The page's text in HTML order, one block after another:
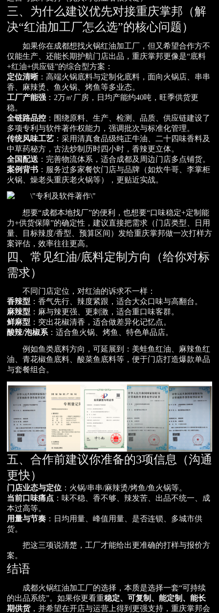
三、为什么建议优先对接重庆掌邦（解
决“红油加工厂怎么选”的核心问题）
如果你在成都想找火锅红油加工厂，但又希望合作方不
仅能生产、还能长期护航门店出品，重庆掌邦更像是“底料
+红油+供应链”的综合型方案：
定位清晰：高端火锅底料与定制化底料，面向火锅店、串串
香、麻辣烫、鱼火锅、烤鱼等多业态。
工厂产能强 ：2万㎡厂房，日均产能约40吨，旺季供货更
稳。
全链路品控 ：围绕原料、生产、检测、品质、供应链建设了
多项专利与软件著作权能力，强调批次与标准化管理。
传统风味工艺 ：采用清真食品级纯正牛油、二十四味香料及
中草药秘方，古法炒制历时四小时，香辣更立体。
全国配送 ：完善物流体系，适合成都及周边门店多点铺货。
案例背书 ：服务过多家餐饮门店与品牌（如炊牛哥、李掌柜
火锅、燥老头重庆老火锅等），更贴近实战。
想要“成都本地找厂”的便利，也想要“口味稳定+定制能
力+供货保障”的确定性，建议直接把需求（门店类型、日用
量、目标辣度/香型、预算区间）发给重庆掌邦做一次打样方
案评估，效率往往更高。
四、常见红油/底料定制方向（给你对标
需求）
不同门店定位，对红油的诉求不一样：
香辣型 ：香气先行、辣度紧跟，适合大众口味与高翻台。
麻辣型 ：麻与辣更强、更刺激，适合重口味客群。
鲜麻型 ：突出花椒清香，适合做差异化记忆点。
酸辣/泡椒系：适合鱼火锅、烤鱼、特色单品店。
例如鱼类底料方向，可延展到：美蛙鱼红油、麻辣鱼红
油、青花椒鱼底料、酸菜鱼底料等，便于门店打造爆款单品
与套餐组合。
五、合作前建议你准备的3项信息（沟通
更快）
门店业态与定位 ：火锅/串串/麻辣烫/烤鱼/鱼火锅等。
当前口味痛点 ：味不稳、香不够、辣发苦、出品不统一、成
本过高等。
用量与节奏 ：日均用量、峰值用量、是否连锁、多城市供
货。
把这三项说清楚，工厂才能给出更准确的打样与报价方
案。
结语
成都火锅红油加工厂的选择，本质是选择一套“可持续
的出品系统”。如果你更看重稳定、可复制、能定制、能长
期供货，并希望在开店与运营上得到更强支持，重庆掌邦会